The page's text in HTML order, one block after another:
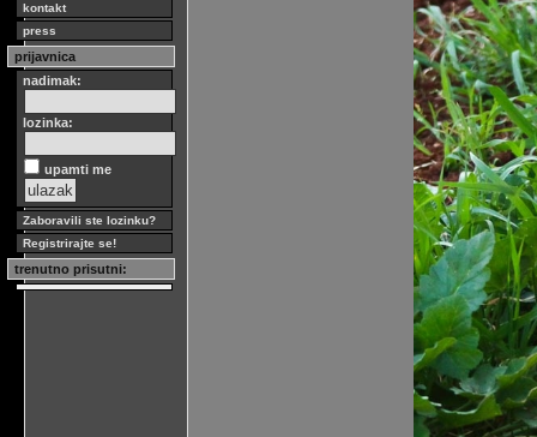
kontakt
press
prijavnica
nadimak:
lozinka:
upamti me
Zaboravili ste lozinku?
Registrirajte se!
trenutno prisutni: